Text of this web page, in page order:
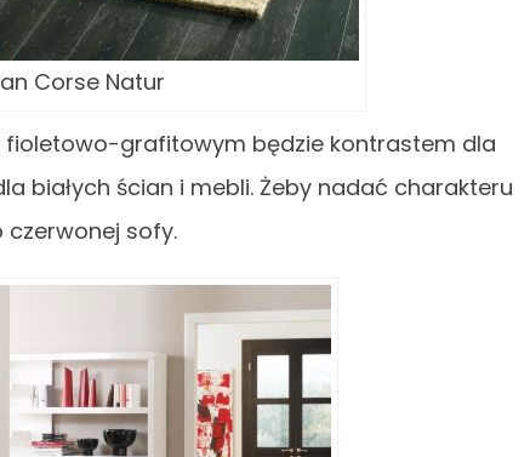
Corse Natur
grafitowym będzie kontrastem dla
białych ścian i mebli. Żeby nadać charakteru
czerwonej sofy.